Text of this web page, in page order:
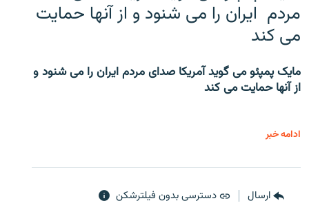
مردم ایران را می شنود و از آنها حمایت
می کند
مایک پمپئو می گوید آمریکا صدای مردم ایران را می شنود و
از آنها حمایت می کند
ادامه خبر
ارسال دسترسی بدون فیلترشکن